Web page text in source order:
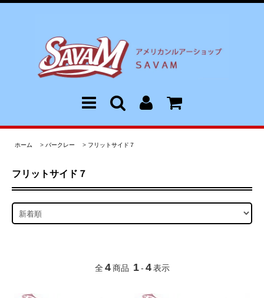
ホーム > バークレー > フリットサイド７
フリットサイド７
全 4 商品 1 - 4 表示